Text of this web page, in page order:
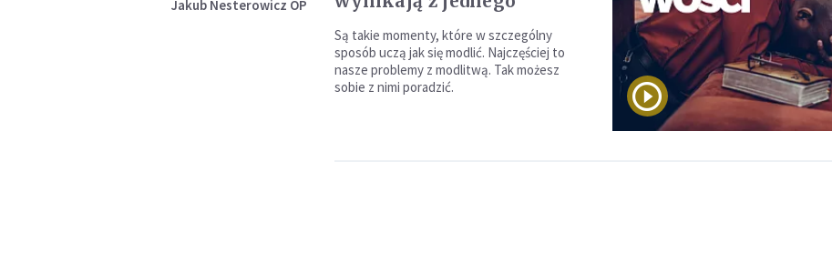
Jakub Nesterowicz OP
Są takie momenty, które w szczególny
sposób uczą jak się modlić. Najczęściej to
nasze problemy z modlitwą. Tak możesz
sobie z nimi poradzić.